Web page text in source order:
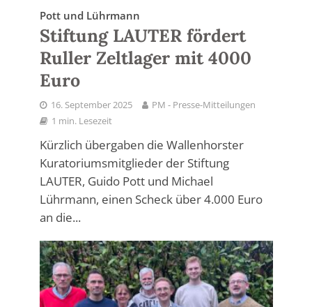
Pott und Lührmann
Stiftung LAUTER fördert
Ruller Zeltlager mit 4000
Euro
16. September 2025
PM - Presse-Mitteilungen
1 min. Lesezeit
Kürzlich übergaben die Wallenhorster
Kuratoriumsmitglieder der Stiftung
LAUTER, Guido Pott und Michael
Lührmann, einen Scheck über 4.000 Euro
an die...